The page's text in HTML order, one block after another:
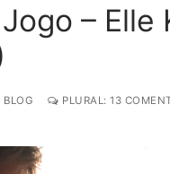
–
BLOG PLURAL: 13